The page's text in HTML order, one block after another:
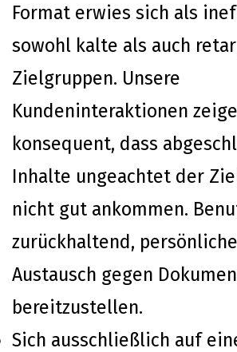
Format erwies sich als
sowohl kalte als auch
Zielgruppen. Unsere
Kundeninteraktionen
konsequent, dass
Inhalte ungeachtet der
nicht gut ankommen.
zurückhaltend,
Austausch gegen
bereitzustellen.
Sich ausschließlich auf